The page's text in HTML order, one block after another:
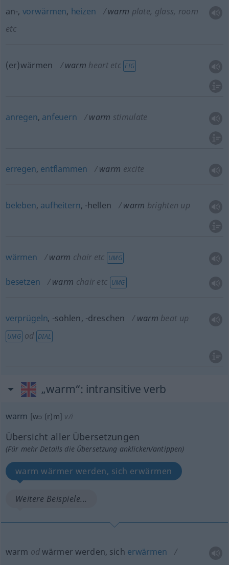
an-, vorwärmen, heizen warm plate, glass, room
etc
(er)wärmen warm heartetc FIG
anregen, anfeuern warm stimulate
erregen, entflammen warm excite
beleben, aufheitern, -hellen warm brighten up
wärmen warm chairetc UMG
besetzen warm chairetc UMG
verprügeln, -sohlen, -dreschen warm beat up
UMG od DIAL
„warm“: intransitive verb
warm [wɔː(r)m] v/i
Übersicht aller Übersetzungen
(Für mehr Details die Übersetzung anklicken/antippen)
warm wärmer werden, sich erwärmen
Weitere Beispiele...
warm odwärmer werden, sich erwärmen